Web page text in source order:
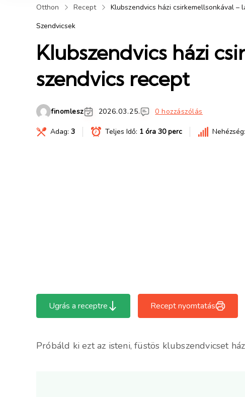
Otthon Recept
Klubszendvics házi csirkemellsonkával
Szendvicsek
Klubszendvics házi
szendvics recept
finomlesz 2026.03.25. 0 hozzászólás
Adag: 3 Teljes Idő: 1 óra 30 perc Nehézség:
Ugrás a receptre Recept nyomtatás
Próbáld ki ezt az isteni, füstös klubszendvicset